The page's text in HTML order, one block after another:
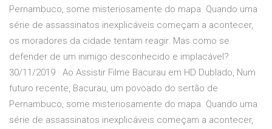
Pernambuco, some misteriosamente do mapa. Quando uma
série de assassinatos inexplicáveis começam a acontecer,
os moradores da cidade tentam reagir. Mas como se
defender de um inimigo desconhecido e implacável?
30/11/2019 · Ao Assistir Filme Bacurau em HD Dublado, Num
futuro recente, Bacurau, um povoado do sertão de
Pernambuco, some misteriosamente do mapa. Quando uma
série de assassinatos inexplicáveis começam a acontecer,